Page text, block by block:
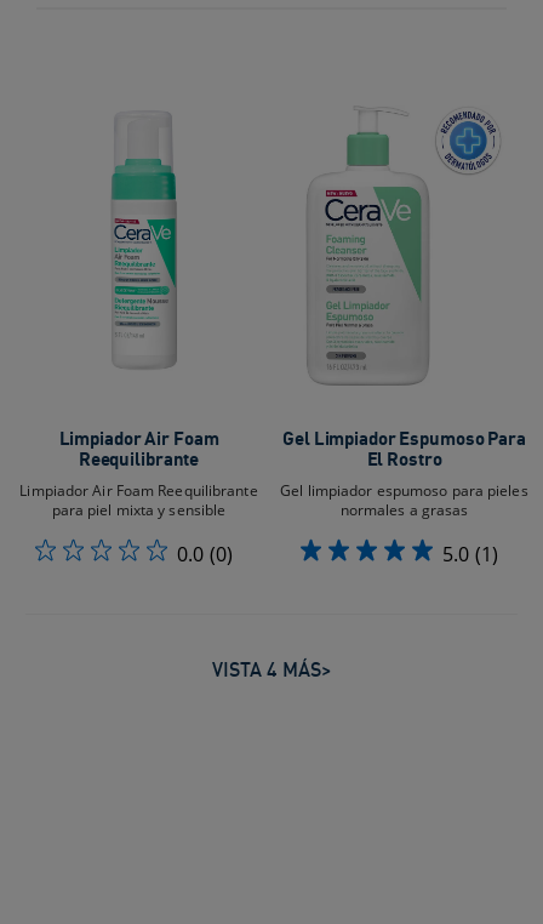
Limpiador Air Foam
Reequilibrante
Limpiador Air Foam Reequilibrante
para piel mixta y sensible
0.0 (0)
Gel Limpiador Espumoso Para
El Rostro
Gel limpiador espumoso para pieles
normales a grasas
5.0 (1)
VISTA 4 MÁS>